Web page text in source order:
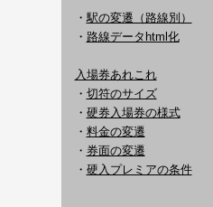
・ 駅の変遷（路線別）
・ 路線データhtml化
入場券あれこれ
・ 切符のサイズ
・ 硬券入場券の様式
・ 料金の変遷
・ 券面の変遷
・ 硬入プレミアの条件